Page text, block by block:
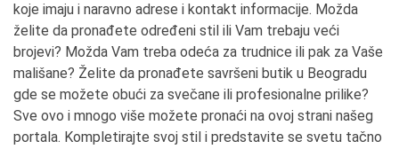
koje imaju i naravno adrese i kontakt informacije. Možda
želite da pronađete određeni stil ili Vam trebaju veći
brojevi? Možda Vam treba odeća za trudnice ili pak za Vaše
mališane? Želite da pronađete savršeni butik u Beogradu
gde se možete obući za svečane ili profesionalne prilike?
Sve ovo i mnogo više možete pronaći na ovoj strani našeg
portala. Kompletirajte svoj stil i predstavite se svetu tačno